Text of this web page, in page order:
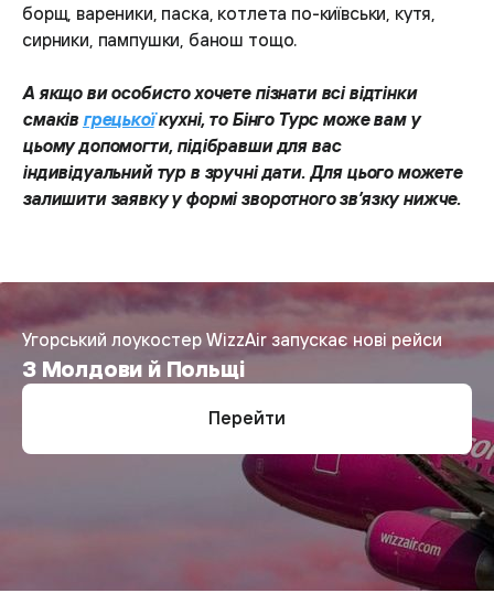
борщ, вареники, паска, котлета по-київськи, кутя,
сирники, пампушки, банош тощо.
А якщо ви особисто хочете пізнати всі відтінки
смаків грецькоїкухні, то Бінго Турс може вам у
цьому допомогти, підібравши для вас
індивідуальний тур в зручні дати. Для цього можете
залишити заявку у формі зворотного зв’язку нижче.
Угорський лоукостер WizzAir запускає нові рейси
З Молдови й Польщі
Перейти